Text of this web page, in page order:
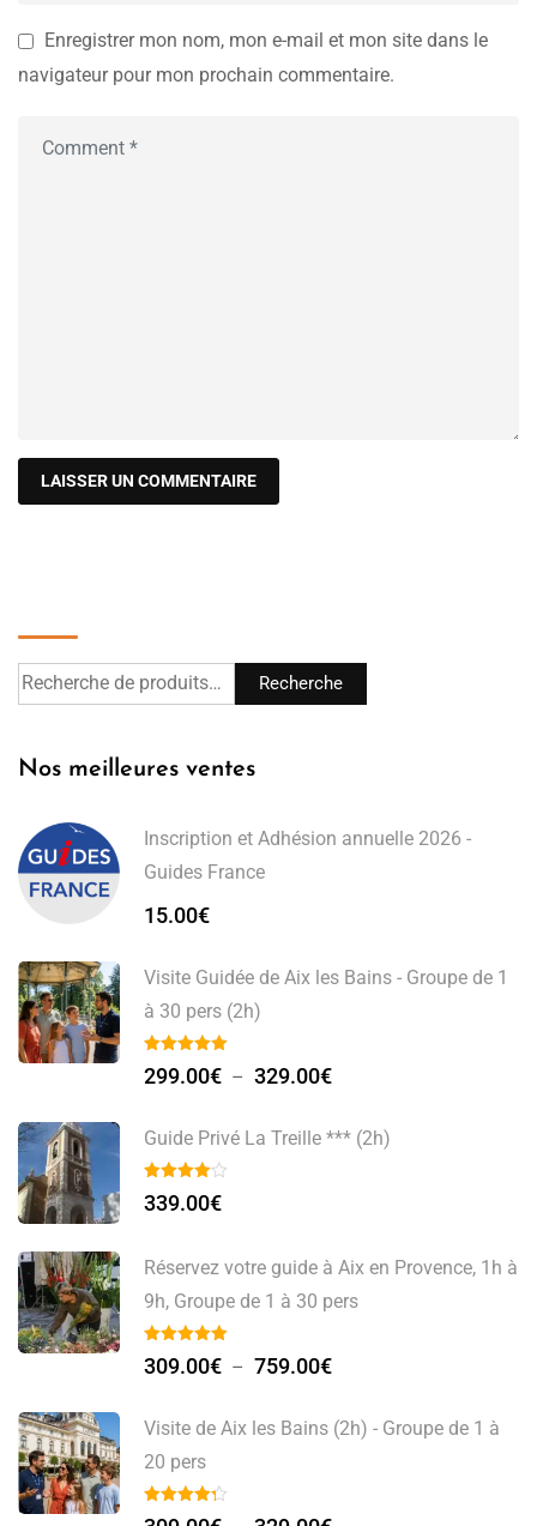
Enregistrer mon nom, mon e-mail et mon site dans le
navigateur pour mon prochain commentaire.
Recherche
Nos meilleures ventes
Inscription et Adhésion annuelle 2026 -
Guides France
15.00€
Visite Guidée de Aix les Bains - Groupe de 1
à 30 pers (2h)
299.00€ – 329.00€
Guide Privé La Treille *** (2h)
339.00€
Réservez votre guide à Aix en Provence, 1h à
9h, Groupe de 1 à 30 pers
309.00€ – 759.00€
Visite de Aix les Bains (2h) - Groupe de 1 à
20 pers